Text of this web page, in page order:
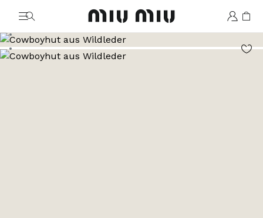
MiuMiu logo
Zum Bild 2
Zum Bild 3